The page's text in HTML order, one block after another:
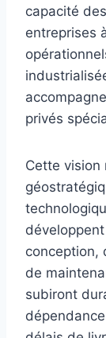
capacité
entreprises
privés
Cette vision
conception,
de
subiront
dépendance